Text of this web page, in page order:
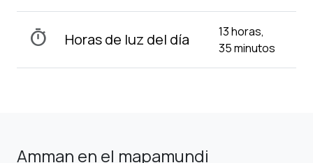
timer Horas de luz del día
13 horas,
35 minutos
Amman en el mapamundi